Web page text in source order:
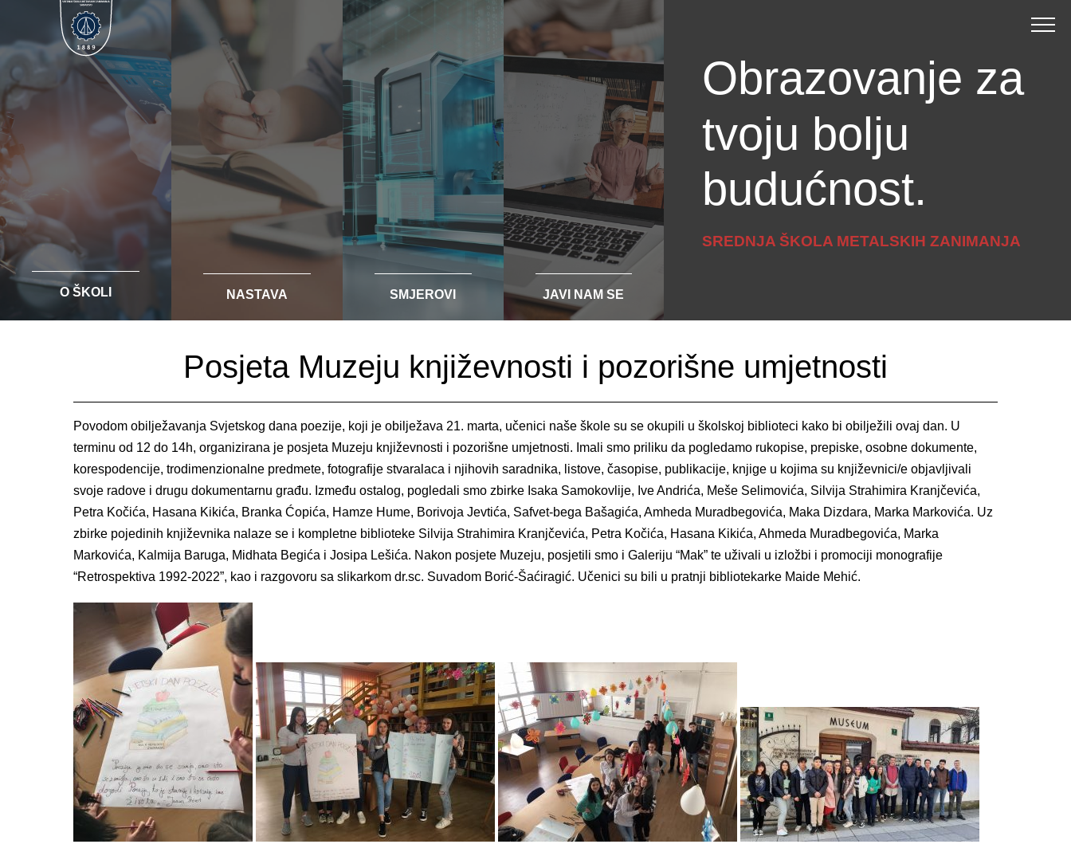
O ŠKOLI NASTAVA SMJEROVI JAVI NAM SE
Obrazovanje za
tvoju bolju
budućnost.
SREDNJA ŠKOLA METALSKIH ZANIMANJA
Posjeta Muzeju književnosti i pozorišne umjetnosti
Povodom obilježavanja Svjetskog dana poezije, koji je obilježava 21. marta, učenici naše škole su se okupili u školskoj biblioteci kako bi obilježili ovaj dan. U
terminu od 12 do 14h, organizirana je posjeta Muzeju književnosti i pozorišne umjetnosti. Imali smo priliku da pogledamo rukopise, prepiske, osobne dokumente,
korespodencije, trodimenzionalne predmete, fotografije stvaralaca i njihovih saradnika, listove, časopise, publikacije, knjige u kojima su književnici/e objavljivali
svoje radove i drugu dokumentarnu građu. Između ostalog, pogledali smo zbirke Isaka Samokovlije, Ive Andrića, Meše Selimovića, Silvija Strahimira Kranjčevića,
Petra Kočića, Hasana Kikića, Branka Ćopića, Hamze Hume, Borivoja Jevtića, Safvet-bega Bašagića, Amheda Muradbegovića, Maka Dizdara, Marka Markovića. Uz
zbirke pojedinih književnika nalaze se i kompletne biblioteke Silvija Strahimira Kranjčevića, Petra Kočića, Hasana Kikića, Ahmeda Muradbegovića, Marka
Markovića, Kalmija Baruga, Midhata Begića i Josipa Lešića. Nakon posjete Muzeju, posjetili smo i Galeriju “Mak” te uživali u izložbi i promociji monografije
“Retrospektiva 1992-2022”, kao i razgovoru sa slikarkom dr.sc. Suvadom Borić-Šaćiragić. Učenici su bili u pratnji bibliotekarke Maide Mehić.